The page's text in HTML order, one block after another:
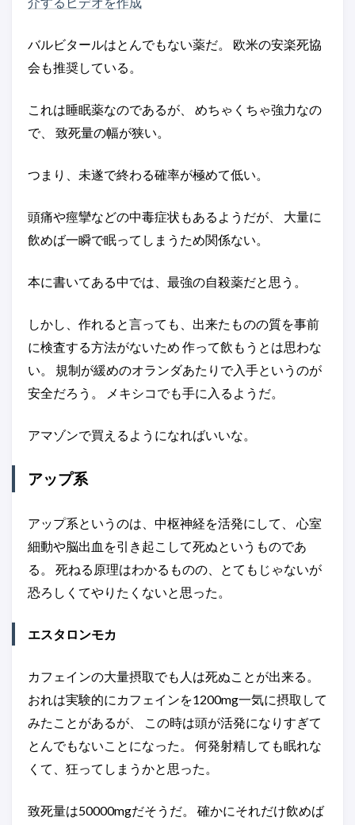
バルビタールはとんでもない薬だ。 欧米の安楽死協
会も推奨している。
これは睡眠薬なのであるが、 めちゃくちゃ強力なの
で、 致死量の幅が狭い。
つまり、未遂で終わる確率が極めて低い。
頭痛や痙攣などの中毒症状もあるようだが、 大量に
飲めば一瞬で眠ってしまうため関係ない。
本に書いてある中では、最強の自殺薬だと思う。
しかし、作れると言っても、出来たものの質を事前
に検査する方法がないため 作って飲もうとは思わな
い。 規制が緩めのオランダあたりで入手というのが
安全だろう。 メキシコでも手に入るようだ。
アマゾンで買えるようになればいいな。
アップ系
アップ系というのは、中枢神経を活発にして、 心室
細動や脳出血を引き起こして死ぬというものであ
る。 死ねる原理はわかるものの、とてもじゃないが
恐ろしくてやりたくないと思った。
エスタロンモカ
カフェインの大量摂取でも人は死ぬことが出来る。
おれは実験的にカフェインを1200mg一気に摂取して
みたことがあるが、 この時は頭が活発になりすぎて
とんでもないことになった。 何発射精しても眠れな
くて、狂ってしまうかと思った。
致死量は50000mgだそうだ。 確かにそれだけ飲めば